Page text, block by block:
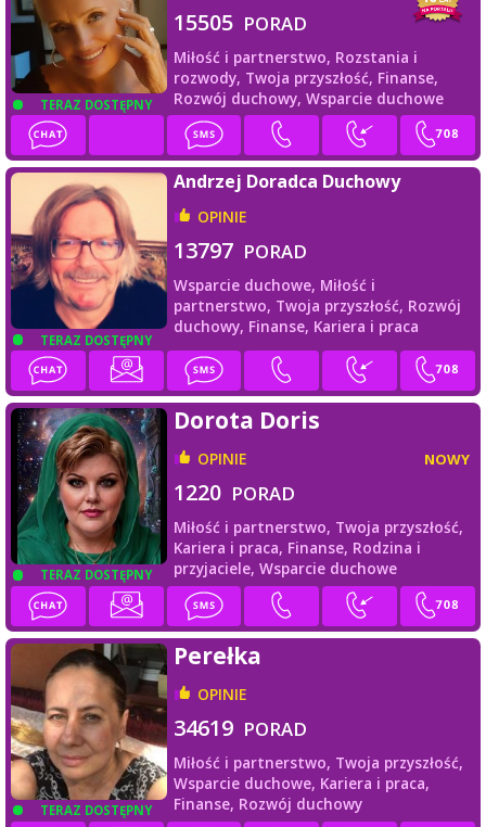
TERAZ DOSTĘPNY
15505 PORAD
Miłość i partnerstwo, Rozstania i
rozwody, Twoja przyszłość, Finanse,
Rozwój duchowy, Wsparcie duchowe
TERAZ DOSTĘPNY
Andrzej Doradca Duchowy
OPINIE
13797 PORAD
Wsparcie duchowe, Miłość i
partnerstwo, Twoja przyszłość, Rozwój
duchowy, Finanse, Kariera i praca
TERAZ DOSTĘPNY
Dorota Doris
OPINIE NOWY
1220 PORAD
Miłość i partnerstwo, Twoja przyszłość,
Kariera i praca, Finanse, Rodzina i
przyjaciele, Wsparcie duchowe
TERAZ DOSTĘPNY
Perełka
OPINIE
34619 PORAD
Miłość i partnerstwo, Twoja przyszłość,
Wsparcie duchowe, Kariera i praca,
Finanse, Rozwój duchowy